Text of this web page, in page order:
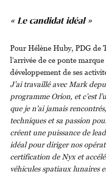
« Le candidat idéal »
Pour Hélène Huby, PDG
l’arrivée de ce ponte
développement de ses
J’ai travaillé avec Mark
programme Orion, et c’est
que je n’ai jamais rencontrés,
techniques et sa passion
créent une puissance de
idéal pour diriger nos
certification de Nyx et
véhicules spatiaux lunaires